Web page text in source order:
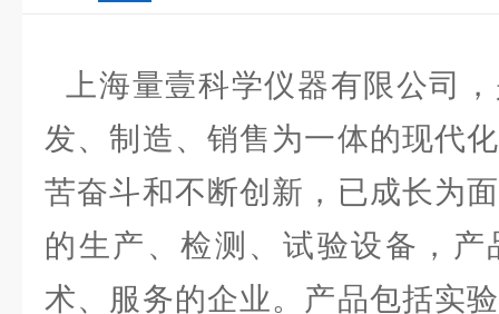
上海量壹科学仪器有限公司
发、制造、销售为一体的现代
苦奋斗和不断创新，已成长为
的生产、检测、试验设备，
术、服务的企业。产品包括实